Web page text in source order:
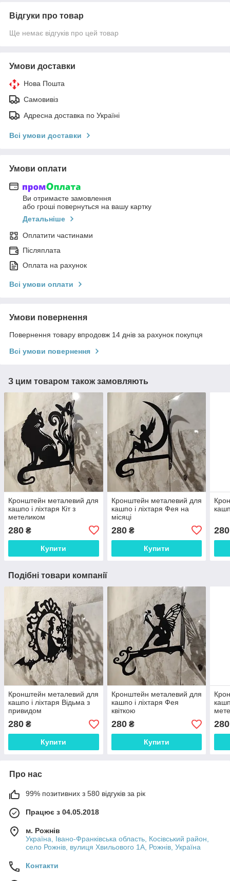
Відгуки про товар
Ще немає відгуків про цей товар
Умови доставки
Нова Пошта
Самовивіз
Адресна доставка по Україні
Всі умови доставки
Умови оплати
Ви отримаєте замовлення
або гроші повернуться на вашу картку
Детальніше
Оплатити частинами
Післяплата
Оплата на рахунок
Всі умови оплати
Умови повернення
Повернення товару впродовж 14 днів за рахунок покупця
Всі умови повернення
З цим товаром також замовляють
Кронштейн металевий для
кашпо і ліхтаря Кіт з
метеликом
280 ₴
Купити
Кронштейн металевий для
кашпо і ліхтаря Фея на
місяці
280₴
Купити
280
Подібні товари компанії
Кронштейн металевий для
кашпо і ліхтаря Відьма з
привидом
280 ₴
Купити
Кронштейн металевий для
кашпо і ліхтаря Фея
квіткою
280₴
Купити
280
Про нас
99% позитивних з 580 відгуків за рік
Працює з 04.05.2018
м. Рожнів
Україна, Івано-Франківська область, Косівський район,
село Рожнів, вулиця Хвильового 1А, Рожнів, Україна
Контакти